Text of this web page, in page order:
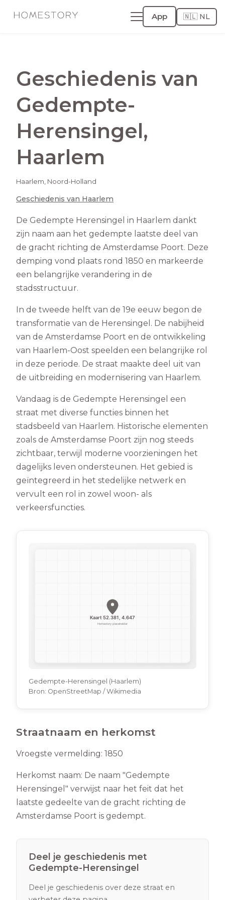
App 🇳🇱 NL
Geschiedenis van
Gedempte-
Herensingel,
Haarlem
Haarlem, Noord-Holland
Geschiedenis van Haarlem
De Gedempte Herensingel in Haarlem dankt
zijn naam aan het gedempte laatste deel van
de gracht richting de Amsterdamse Poort. Deze
demping vond plaats rond 1850 en markeerde
een belangrijke verandering in de
stadsstructuur.
In de tweede helft van de 19e eeuw begon de
transformatie van de Herensingel. De nabijheid
van de Amsterdamse Poort en de ontwikkeling
van Haarlem-Oost speelden een belangrijke rol
in deze periode. De straat maakte deel uit van
de uitbreiding en modernisering van Haarlem.
Vandaag is de Gedempte Herensingel een
straat met diverse functies binnen het
stadsbeeld van Haarlem. Historische elementen
zoals de Amsterdamse Poort zijn nog steeds
zichtbaar, terwijl moderne voorzieningen het
dagelijks leven ondersteunen. Het gebied is
geïntegreerd in het stedelijke netwerk en
vervult een rol in zowel woon- als
verkeersfuncties.
Gedempte-Herensingel (Haarlem)
Bron: OpenStreetMap / Wikimedia
Straatnaam en herkomst
Vroegste vermelding: 1850
Herkomst naam: De naam "Gedempte
Herensingel" verwijst naar het feit dat het
laatste gedeelte van de gracht richting de
Amsterdamse Poort is gedempt.
Deel je geschiedenis met
Gedempte-Herensingel
Deel je geschiedenis over deze straat en